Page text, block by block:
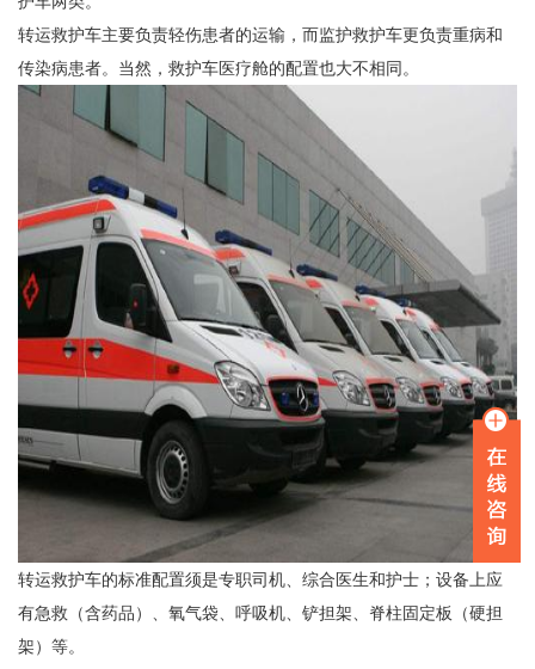
转运救护车主要负责轻伤患者的运输，而监护救护车更负责重病和
传染病患者。当然，救护车医疗舱的配置也大不相同。
转运救护车的标准配置须是专职司机、综合医生和护士；设备上应
有急救（含药品）、氧气袋、呼吸机、铲担架、脊柱固定板（硬担
架）等。